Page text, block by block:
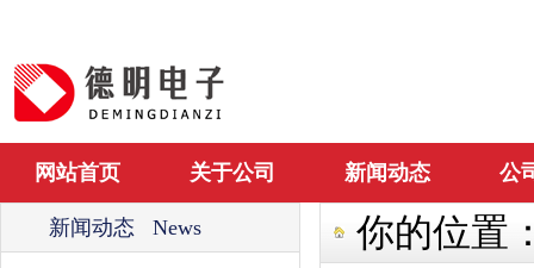
网站首页 关于公司 新闻动态 公
新闻动态 News 你的位置